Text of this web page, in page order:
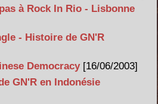
à Rock In Rio - Lisbonne
- Histoire de GN'R
Democracy[16/06/2003]
GN'R en Indonésie